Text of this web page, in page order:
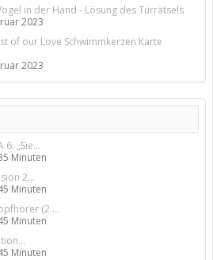
in der Hand - Lösung des Türrätsels
2023
of our Love Schwimmkerzen Karte
2023
6: „Sie...
Minuten
2...
Minuten
(2....
Minuten
Minuten